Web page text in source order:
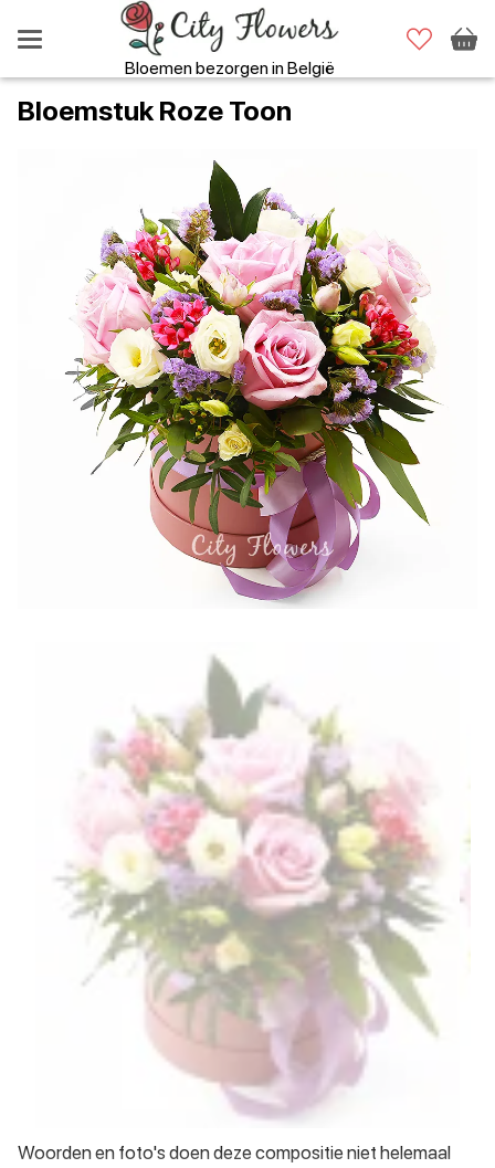
Bloemen bezorgen in België
Bloemstuk Roze Toon
Woorden en foto's doen deze compositie niet helemaal